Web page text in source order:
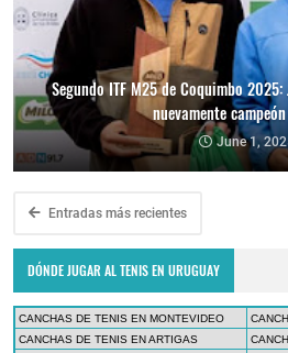
Segundo ITF M25 de Coquimbo
nuevamente
June 1,
Entradas más recientes
DÓNDE JUGAR AL TENIS EN URUGUAY
CANCHAS DE TENIS EN MONTEVIDEO
CANCHAS DE TENIS EN ARTIGAS